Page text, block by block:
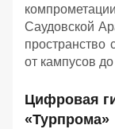
Саудовской
от кампусов
Цифровая
«Турпрома»